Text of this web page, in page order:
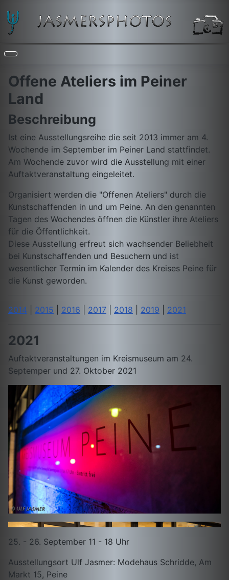
Offene Ateliers im Peiner
Land
Beschreibung
Ist eine Ausstellungsreihe die seit 2013 immer am 4.
Wochende im September im Peiner Land stattfindet.
Am Wochende zuvor wird die Ausstellung mit einer
Auftaktveranstaltung eingeleitet.
Organisiert werden die "Offenen Ateliers" durch die
Kunstschaffenden in und um Peine. An den genannten
Tagen des Wochendes öffnen die Künstler ihre Ateliers
für die Öffentlichkeit.
Diese Ausstellung erfreut sich wachsender Beliebheit
bei Kunstschaffenden und Besuchern und ist
wesentlicher Termin im Kalender des Kreises Peine für
die Kunst geworden.
2014 2015 2016 2017 2018 2019 2021
2021
Auftaktveranstaltungen im Kreismuseum am 24.
Septemper und 27. Oktober 2021
25. - 26. September 11 - 18 Uhr
Ausstellungsort Ulf Jasmer: Modehaus Schridde, Am
Markt 15, Peine